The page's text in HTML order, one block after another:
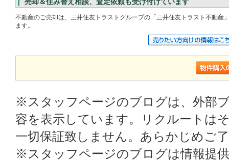
不動産のご売却は、三井住友トラストグループの「三井住友トラスト不動産
ます。
※スタッフページのブログは、外部
容を表示しています。リクルートは
一切保証致しません。あらかじめご
※スタッフページのブログは情報提